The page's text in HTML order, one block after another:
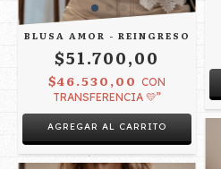
BLUSA AMOR - REINGRESO
$51.700,00
$46.530,00 CON
TRANSFERENCIA 💛”
AGREGAR AL CARRITO